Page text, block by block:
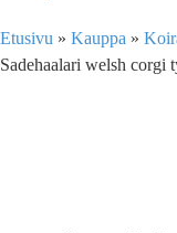
Etusivu » Kauppa »
Sadehaalari welsh